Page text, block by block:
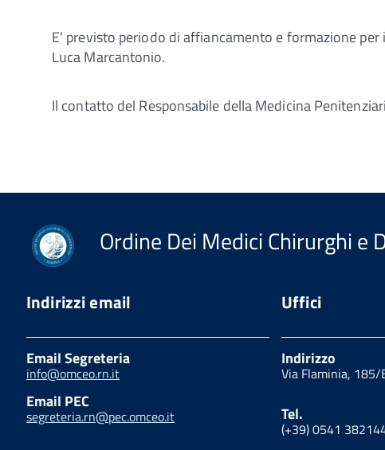
E' previsto periodo di affiancamento e formazione
Luca Marcantonio.
Il contatto del Responsabile della Medicina
Ordine Dei Medici Chirurghi e
Indirizzi email
Email Segreteria
info@omceo.rn.it
Email PEC
segreteria.rn@pec.omceo.it
Uffici
Indirizzo
Via Flaminia,
Tel.
(+39) 0541